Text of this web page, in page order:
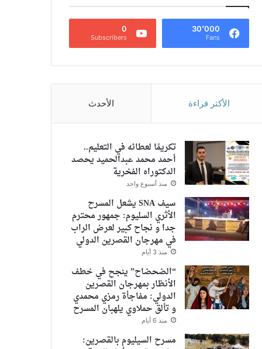
30٬000
Fans
0
Subscribers
الأكثر قراءة الأحدث
تكريمًا لعطائه في التعليم..
أحمد محمد عبدالحميد يحصد
الدكتوراه الفخرية
منذ أسبوع واحد
سيف SNA يشعل المسرح
الأثري السليوم: جمهور محترم
جدا و نجاح كبير لعرض الراب
في مهرجان القصرين الدولي
منذ 3 أيام
“الضحضاح” ينجح في خطف
الأنظار بمهرجان القصرين
الدولي: مفاجأة رمزي محمدي
و تألق حملاوي يلهبان المسرح
منذ 6 أيام
مسرح السيليوم بالقصرين: